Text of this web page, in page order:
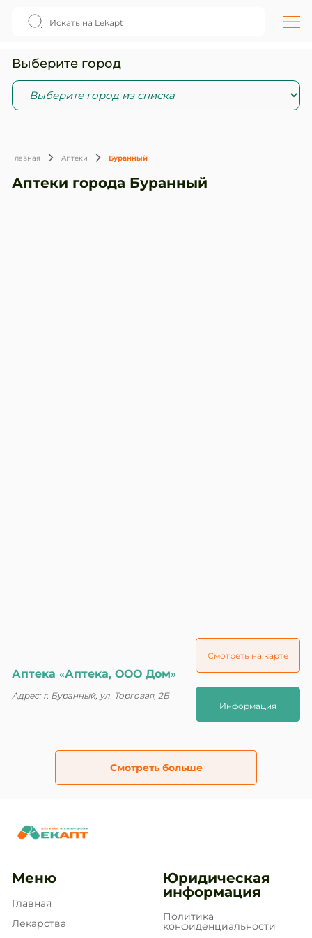
Выберите город
Главная Аптеки Буранный
Аптеки города Буранный
Аптека «Аптека, ООО Дом»
Адрес: г. Буранный, ул. Торговая, 2Б
Смотреть на карте
Информация
Смотреть больше
Меню
Главная
Лекарства
Юридическая
информация
Политика
конфиденциальности